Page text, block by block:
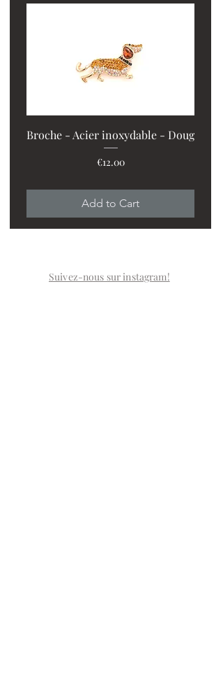
Broche - Acier inoxydable - Doug
Price
€12.00
Add to Cart
Suivez-nous sur instagram!